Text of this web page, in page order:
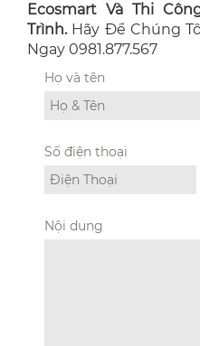
Ecosmart Và Thi
Trình. Hãy Để Chúng
Ngay 0981.877.567
Họ và tên
Số điện thoại
Nội dung